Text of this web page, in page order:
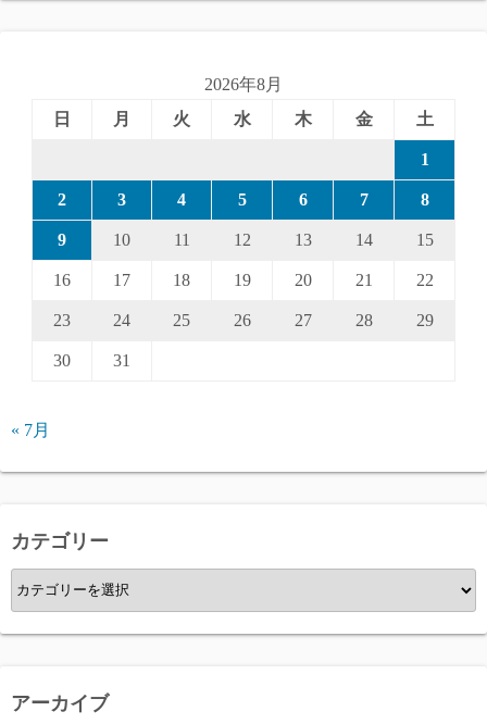
2026年8月
日
月 火 水 木 金 土
1
2 3 4 5 6 7 8
9 10 11 12 13 14 15
16 17 18 19 20 21 22
23 24 25 26 27 28 29
30 31
« 7月
カテゴリー
カ
テ
ゴ
ー
アーカイブ